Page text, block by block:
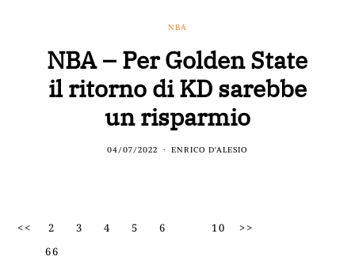
NBA
NBA – Per Golden State
il ritorno di KD sarebbe
un risparmio
04/07/2022 ENRICO D'ALESIO
<< 2 3 4 5 6 10
>>
66